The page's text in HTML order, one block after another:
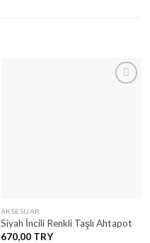
AKSESUAR
Siyah İncili Renkli Taşlı Ahtapot
670,00